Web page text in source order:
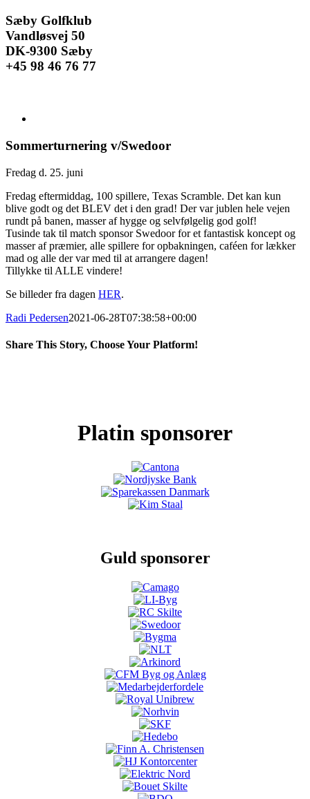
Facebook
Instagram
E-
mail
Sæby Golfklub
Vandløsvej 50
DK-9300 Sæby
+45 98 46 76 77
billede
Sommerturnering v/Swedoor
Fredag d. 25. juni
Fredag eftermiddag, 100 spillere, Texas Scramble. Det kan kun
blive godt og det BLEV det i den grad! Der var jublen hele vejen
rundt på banen, masser af hygge og selvfølgelig god golf!
Tusinde tak til match sponsor Swedoor for et fantastisk koncept og
masser af præmier, alle spillere for opbakningen, caféen for lækker
mad og alle der var med til at arrangere dagen!
Tillykke til ALLE vindere!
Se billeder fra dagen HER.
Radi Pedersen2021-06-28T07:38:58+00:00
Share This Story, Choose Your Platform!
Platin sponsorer
Guld sponsorer